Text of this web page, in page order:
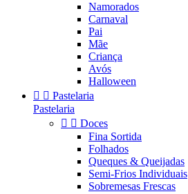
Namorados
Carnaval
Pai
Mãe
Criança
Avós
Halloween
  Pastelaria
Pastelaria
  Doces
Fina Sortida
Folhados
Queques & Queijadas
Semi-Frios Individuais
Sobremesas Frescas